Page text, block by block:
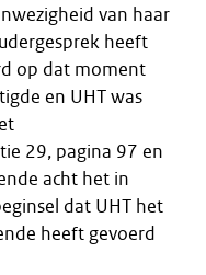
van haar
heeft
op dat moment
en UHT was
29, pagina 97 en
acht het in
dat UHT het
heeft gevoerd